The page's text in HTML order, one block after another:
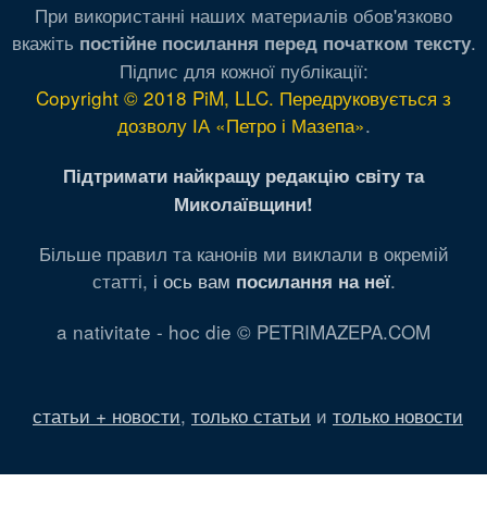
При використанні наших материалів обов'язково
вкажіть постійне посилання перед початком тексту.
Підпис для кожної публікації:
Copyright © 2018 PiM, LLC. Передруковується з
дозволу ІА «Петро і Мазепа».
Підтримати найкращу редакцію світу та
Миколаївщини!
Більше правил та канонів ми виклали в окремій
статті, і ось вам посилання на неї.
a nativitate - hoc die © PETRIMAZEPA.COM
статьи + новости, только статьи и только новости